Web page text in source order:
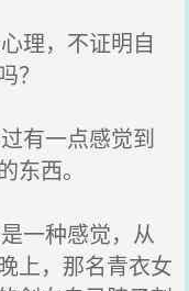
理，不证明自
？
有一点感觉到
东西。
一种感觉，从
上，那名青衣女